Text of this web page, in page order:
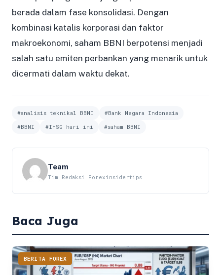
berada dalam fase konsolidasi. Dengan
kombinasi katalis korporasi dan faktor
makroekonomi, saham BBNI berpotensi menjadi
salah satu emiten perbankan yang menarik untuk
dicermati dalam waktu dekat.
#analisis teknikal BBNI
#Bank Negara Indonesia
#BBNI
#IHSG hari ini #saham BBNI
Team
Tim Redaksi Forexinsidertips
Baca Juga
BERITA FOREX